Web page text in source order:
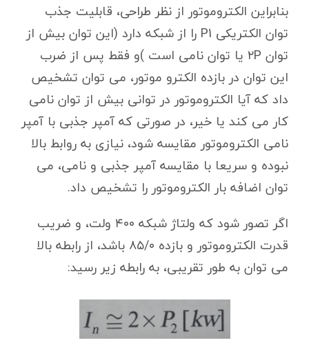
بنابراین الکتروموتور از نظر طراحی، قابلیت جذب
توان الکتریکی P1 را از شبکه دارد (این توان بیش از
توان ۲P یا توان نامی است )و فقط پس از ضرب
این توان در بازده الکترو موتور، می توان تشخیص
داد که آیا الکتروموتور در توانی بیش از توان نامی
کار می کند یا خیر، در صورتی که آمپر جذبی با آمپر
نامی الکتروموتور مقایسه شود، نیازی به روابط بالا
نبوده و سریعا با مقایسه آمپر جذبی و نامی، می
توان اضافه بار الکتروموتور را تشخیص داد.
اگر تصور شود که ولتاژ شبکه ۴۰۰ ولت، و ضریب
قدرت الکتروموتور و بازده ۸۵/۰ باشد، از رابطه بالا
می توان به طور تقریبی، به رابطه زیر رسید: